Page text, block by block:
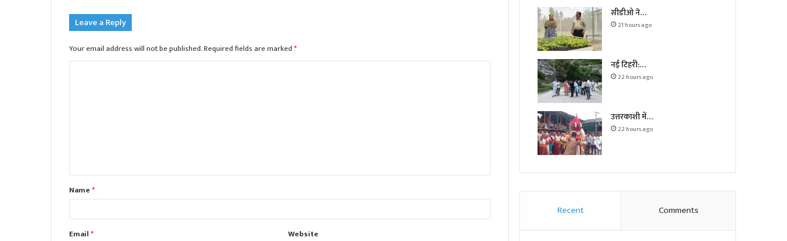
Leave a Reply
Your email address will not be published.Required fields are marked*
t
*Name*
Email* Website
सीडीओ ने…
21 hours ago
नई टिहरी:…
22 hours ago
उत्तरकाशी में…
22 hours ago
Recent Comments